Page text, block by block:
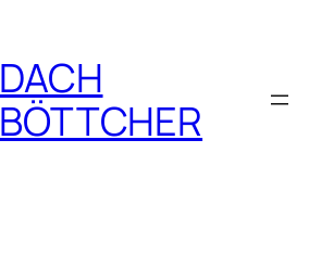
DACH
BÖTTCHER